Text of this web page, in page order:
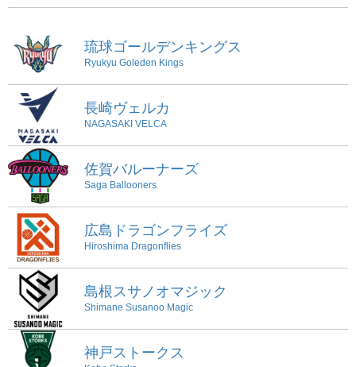
琉球ゴールデンキングス
Ryukyu Goleden Kings
長崎ヴェルカ
NAGASAKI VELCA
佐賀バルーナーズ
Saga Ballooners
広島ドラゴンフライズ
Hiroshima Dragonflies
島根スサノオマジック
Shimane Susanoo Magic
神戸ストークス